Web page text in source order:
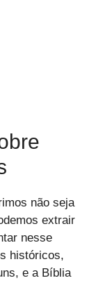
não seja
extrair
nesse
históricos,
e a Bíblia